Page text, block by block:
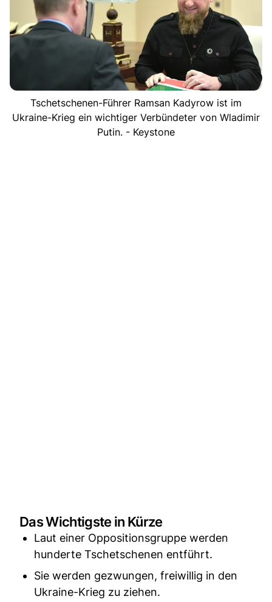
Tschetschenen-Führer Ramsan Kadyrow ist im
Ukraine-Krieg ein wichtiger Verbündeter von Wladimir
Putin. - Keystone
Das Wichtigste in Kürze
Laut einer Oppositionsgruppe werden
hunderte Tschetschenen entführt.
Sie werden gezwungen, freiwillig in den
Ukraine-Krieg zu ziehen.